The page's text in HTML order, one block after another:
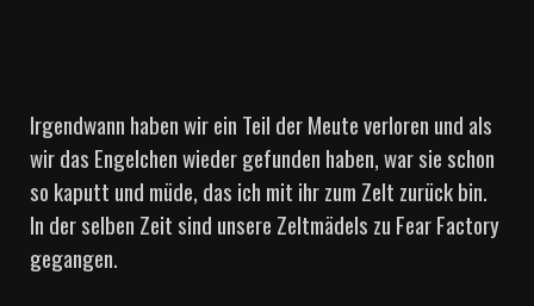
Irgendwann haben wir ein Teil der Meute verloren und als
wir das Engelchen wieder gefunden haben, war sie schon
so kaputt und müde, das ich mit ihr zum Zelt zurück bin.
In der selben Zeit sind unsere Zeltmädels zu Fear Factory
gegangen.